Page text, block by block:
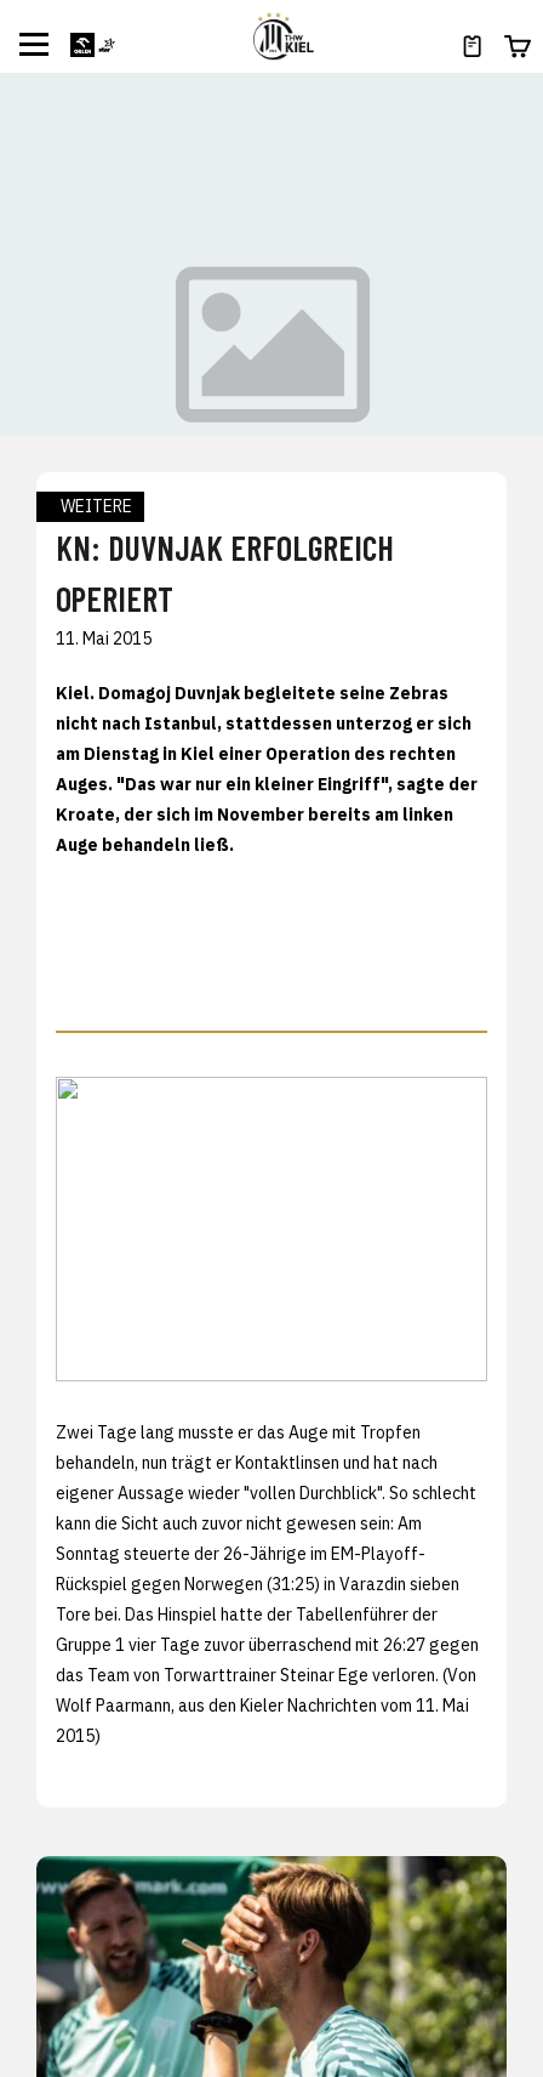
WEITERE
KN: DUVNJAK ERFOLGREICH
OPERIERT
11. Mai 2015
Kiel. Domagoj Duvnjak begleitete seine Zebras
nicht nach Istanbul, stattdessen unterzog er sich
am Dienstag in Kiel einer Operation des rechten
Auges. "Das war nur ein kleiner Eingriff", sagte der
Kroate, der sich im November bereits am linken
Auge behandeln ließ.
Zwei Tage lang musste er das Auge mit Tropfen
behandeln, nun trägt er Kontaktlinsen und hat nach
eigener Aussage wieder "vollen Durchblick". So schlecht
kann die Sicht auch zuvor nicht gewesen sein: Am
Sonntag steuerte der 26-Jährige im EM-Playoff-
Rückspiel gegen Norwegen (31:25) in Varazdin sieben
Tore bei. Das Hinspiel hatte der Tabellenführer der
Gruppe 1 vier Tage zuvor überraschend mit 26:27 gegen
das Team von Torwarttrainer Steinar Ege verloren. (Von
Wolf Paarmann, aus den Kieler Nachrichten vom 11. Mai
2015)